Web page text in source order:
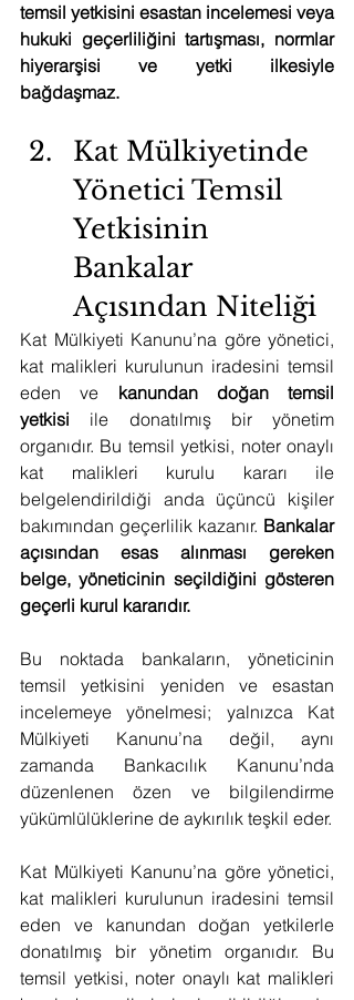
temsil yetkisini esastan incelemesi veya
hukuki geçerliliğini tartışması, normlar
hiyerarşisi ve yetki ilkesiyle
bağdaşmaz.
Kat Mülkiyetinde
Yönetici Temsil
Yetkisinin
Bankalar
Açısından Niteliği
Kat Mülkiyeti Kanunu’na göre yönetici,
kat malikleri kurulunun iradesini temsil
eden ve kanundan doğan temsil
yetkisi ile donatılmış bir yönetim
organıdır. Bu temsil yetkisi, noter onaylı
kat malikleri kurulu kararı ile
belgelendirildiği anda üçüncü kişiler
bakımından geçerlilik kazanır. Bankalar
açısından esas alınması gereken
belge, yöneticinin seçildiğini gösteren
geçerli kurul kararıdır.
Bu noktada bankaların, yöneticinin
temsil yetkisini yeniden ve esastan
incelemeye yönelmesi; yalnızca Kat
Mülkiyeti Kanunu’na değil, aynı
zamanda Bankacılık Kanunu’nda
düzenlenen özen ve bilgilendirme
yükümlülüklerine de aykırılık teşkil eder.
Kat Mülkiyeti Kanunu’na göre yönetici,
kat malikleri kurulunun iradesini temsil
eden ve kanundan doğan yetkilerle
donatılmış bir yönetim organıdır. Bu
temsil yetkisi, noter onaylı kat malikleri